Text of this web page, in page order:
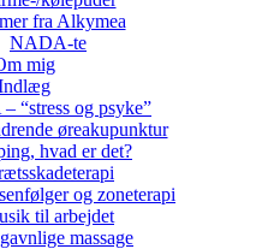
fra Alkymea
NADA-te
mig
“stress og psyke”
øreakupunktur
hvad er det?
og zoneterapi
til arbejdet
massage